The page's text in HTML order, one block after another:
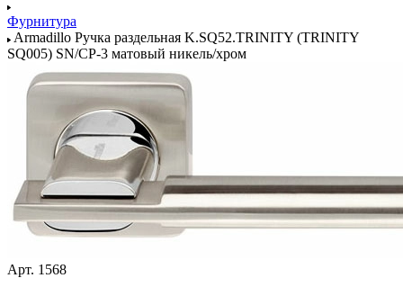
Фурнитура
Armadillo Ручка раздельная K.SQ52.TRINITY (TRINITY
SQ005) SN/CP-3 матовый никель/хром
Арт. 1568